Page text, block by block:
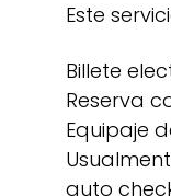
Este
Billete
Reserva
Equipaje
auto